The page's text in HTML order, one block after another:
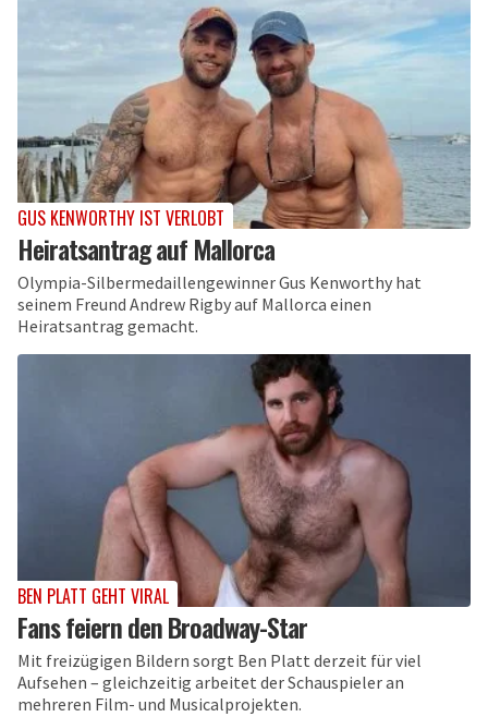
GUS KENWORTHY IST VERLOBT
Heiratsantrag auf Mallorca
Olympia-Silbermedaillengewinner Gus Kenworthy hat
seinem Freund Andrew Rigby auf Mallorca einen
Heiratsantrag gemacht.
BEN PLATT GEHT VIRAL
Fans feiern den Broadway-Star
Mit freizügigen Bildern sorgt Ben Platt derzeit für viel
Aufsehen – gleichzeitig arbeitet der Schauspieler an
mehreren Film- und Musicalprojekten.